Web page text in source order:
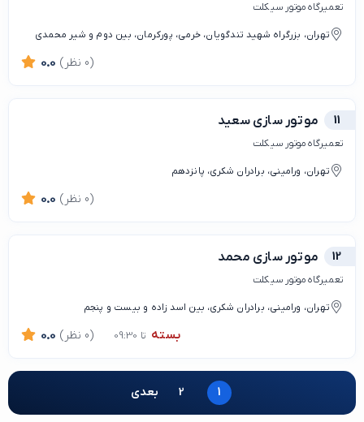
تعمیرگاه موتور سیکلت
تهران، بزرگراه شهید تندگویان، خرمی، پورکرمان، بین دوم و شیر محمدی
0.0 (0 نظر)
11 موتور سازی سعید
تعمیرگاه موتور سیکلت
تهران، ورامینی، برادران شکری، پانزدهم
0.0 (0 نظر)
12 موتور سازی محمد
تعمیرگاه موتور سیکلت
تهران، ورامینی، برادران شکری، بین اسد زاده و بیست و پنجم
بسته تا 09:30 0.0 (0 نظر)
1
2 بعدی